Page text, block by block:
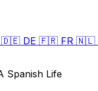
🇩🇪 DE 🇫🇷 FR 🇳🇱
Spanish Life